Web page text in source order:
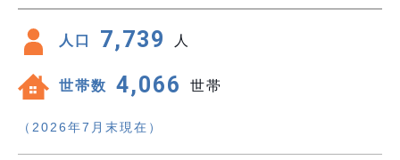
人口 7,739 人
世帯数 4,066 世帯
（2026年7月末現在）